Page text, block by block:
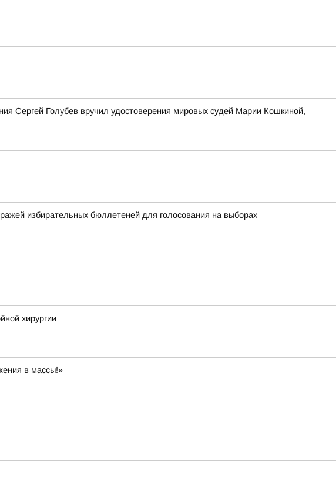
Сергей Голубев вручил удостоверения мировых судей Марии Кошкиной,
избирательных бюллетеней для голосования на выборах
хирургии
в массы!»